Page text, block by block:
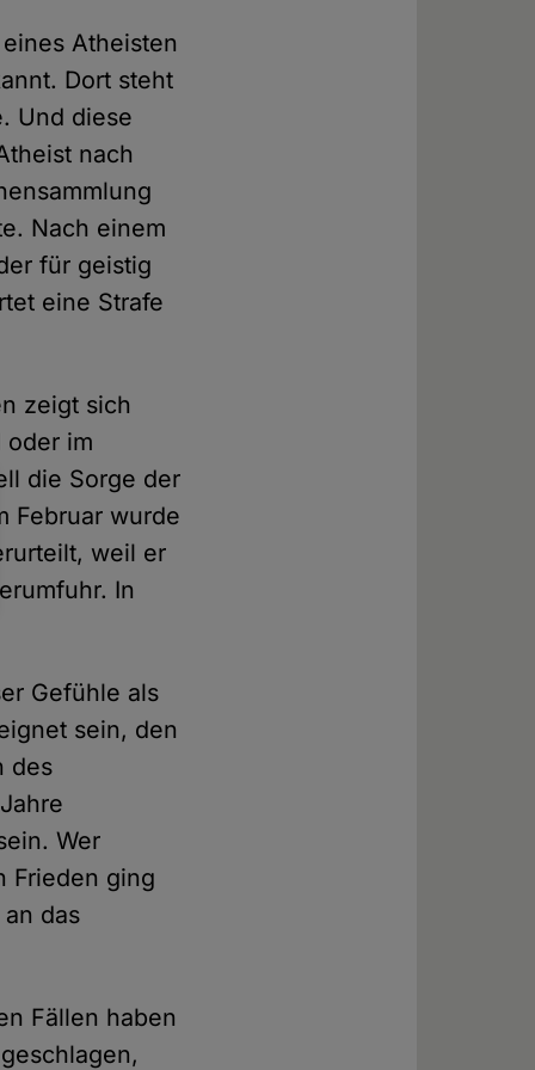
Atheisten
Dort steht
Und diese
nach
Nach einem
für geistig
eine Strafe
zeigt sich
oder im
die Sorge der
Februar wurde
weil er
In
Gefühle als
sein, den
des
Wer
Frieden ging
das
Fällen haben